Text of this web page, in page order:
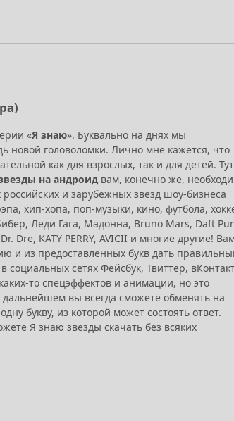
«Я знаю». Буквально на днях мы
новой головоломки. Лично мне кажется, что
как для взрослых, так и для детей. Тут
на андроид вам, конечно же,
и зарубежных звезд шоу-бизнеса
хип-хопа, поп-музыки, кино, футбола,
Леди Гага, Мадонна, Bruno Mars, Daft
Dre, KATY PERRY, AVICII и многие другие!
и из предоставленных букв дать
сетях Фейсбук, Твиттер,
то спецэффектов и анимации, но это
вы всегда сможете обменять на
букву, из которой может состоять ответ.
Я знаю звезды скачать без всяких